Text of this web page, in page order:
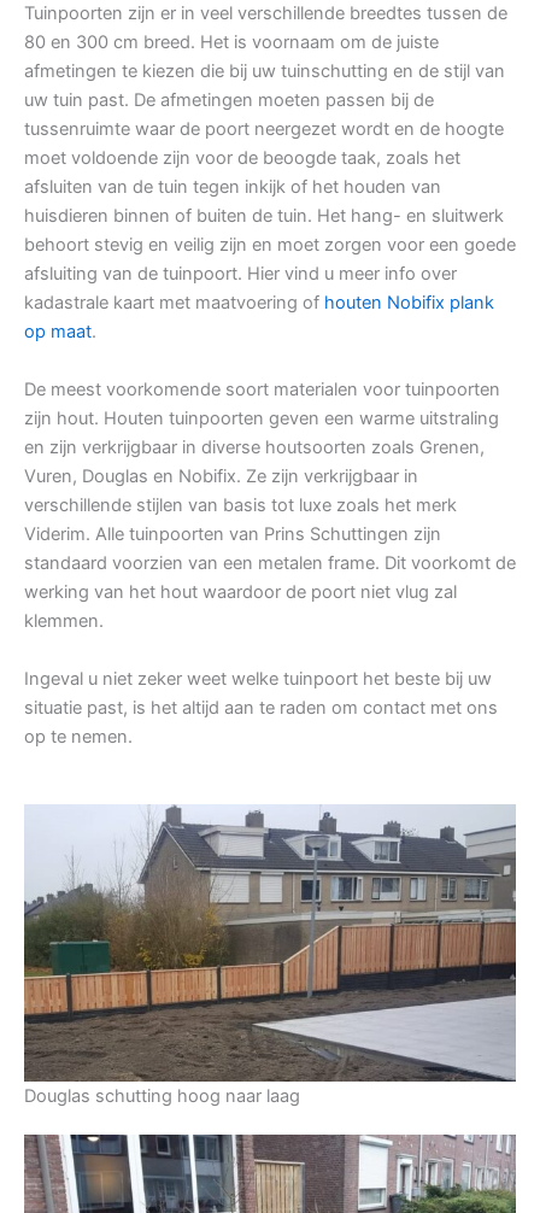
Tuinpoorten zijn er in veel verschillende breedtes tussen de
80 en 300 cm breed. Het is voornaam om de juiste
afmetingen te kiezen die bij uw tuinschutting en de stijl van
uw tuin past. De afmetingen moeten passen bij de
tussenruimte waar de poort neergezet wordt en de hoogte
moet voldoende zijn voor de beoogde taak, zoals het
afsluiten van de tuin tegen inkijk of het houden van
huisdieren binnen of buiten de tuin. Het hang- en sluitwerk
behoort stevig en veilig zijn en moet zorgen voor een goede
afsluiting van de tuinpoort. Hier vind u meer info over
kadastrale kaart met maatvoering of houten Nobifix plank
op maat.
De meest voorkomende soort materialen voor tuinpoorten
zijn hout. Houten tuinpoorten geven een warme uitstraling
en zijn verkrijgbaar in diverse houtsoorten zoals Grenen,
Vuren, Douglas en Nobifix. Ze zijn verkrijgbaar in
verschillende stijlen van basis tot luxe zoals het merk
Viderim. Alle tuinpoorten van Prins Schuttingen zijn
standaard voorzien van een metalen frame. Dit voorkomt de
werking van het hout waardoor de poort niet vlug zal
klemmen.
Ingeval u niet zeker weet welke tuinpoort het beste bij uw
situatie past, is het altijd aan te raden om contact met ons
op te nemen.
Douglas schutting hoog naar laag